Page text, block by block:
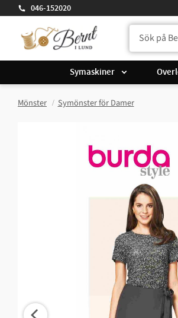
046-152020
Symaskiner
Mönster Symönster för Damer